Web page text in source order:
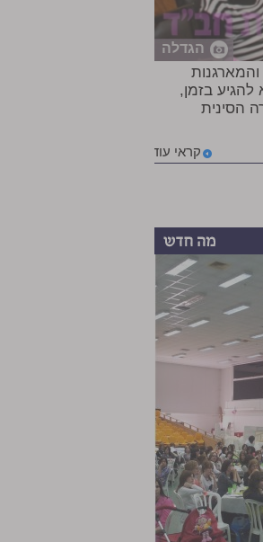
הגדלה
להגיע בזמן,
הסינית
קראי עוד